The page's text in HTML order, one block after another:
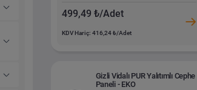
499,49 ₺/Adet
KDV Hariç: 416,24 ₺/Adet
Gizli Vidalı PUR Yalıtımlı Cephe
Paneli - EKO